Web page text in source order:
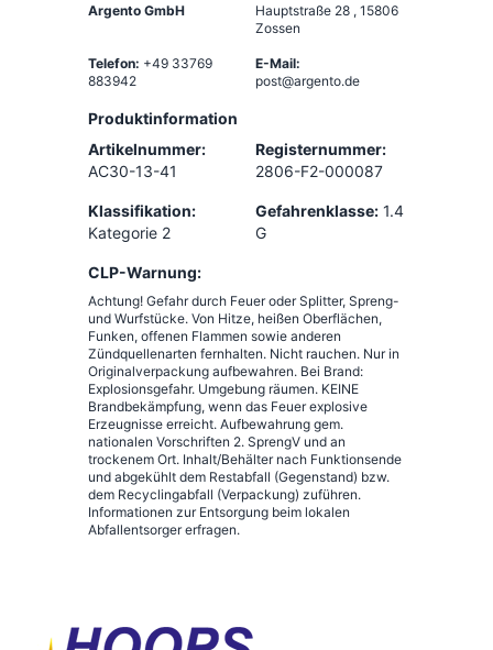
Argento GmbH Hauptstraße 28 , 15806
Zossen
Telefon: +49 33769
883942
E-Mail:
post@argento.de
Produktinformation
Artikelnummer:
AC30-13-41
Registernummer:
2806-F2-000087
Klassifikation:
Kategorie 2
Gefahrenklasse: 1.4
G
CLP-Warnung:
Achtung! Gefahr durch Feuer oder Splitter, Spreng-
und Wurfstücke. Von Hitze, heißen Oberflächen,
Funken, offenen Flammen sowie anderen
Zündquellenarten fernhalten. Nicht rauchen. Nur in
Originalverpackung aufbewahren. Bei Brand:
Explosionsgefahr. Umgebung räumen. KEINE
Brandbekämpfung, wenn das Feuer explosive
Erzeugnisse erreicht. Aufbewahrung gem.
nationalen Vorschriften 2. SprengV und an
trockenem Ort. Inhalt/Behälter nach Funktionsende
und abgekühlt dem Restabfall (Gegenstand) bzw.
dem Recyclingabfall (Verpackung) zuführen.
Informationen zur Entsorgung beim lokalen
Abfallentsorger erfragen.